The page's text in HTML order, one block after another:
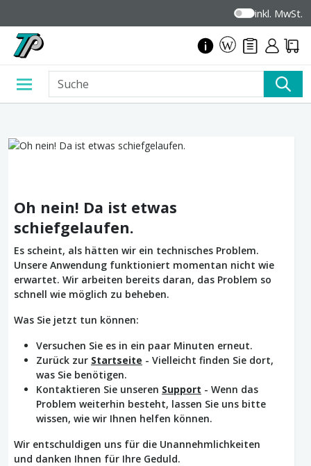
inkl. MwSt.
Oh nein! Da ist etwas
schiefgelaufen.
Es scheint, als hätten wir ein technisches Problem.
Unsere Anwendung funktioniert momentan nicht wie
erwartet. Wir arbeiten bereits daran, das Problem so
schnell wie möglich zu beheben.
Was Sie jetzt tun können:
Versuchen Sie es in ein paar Minuten erneut.
Zurück zur Startseite - Vielleicht finden Sie dort,
was Sie benötigen.
Kontaktieren Sie unseren Support - Wenn das
Problem weiterhin besteht, lassen Sie uns bitte
wissen, wie wir Ihnen helfen können.
Wir entschuldigen uns für die Unannehmlichkeiten
und danken Ihnen für Ihre Geduld.